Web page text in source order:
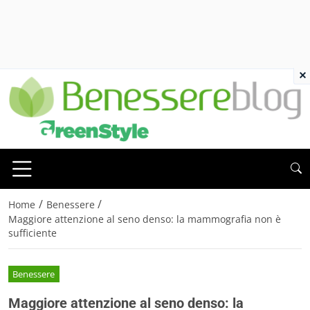
Home / Benessere /
Maggiore attenzione al seno denso: la mammografia non è
sufficiente
Benessere
Maggiore attenzione al seno denso: la
×